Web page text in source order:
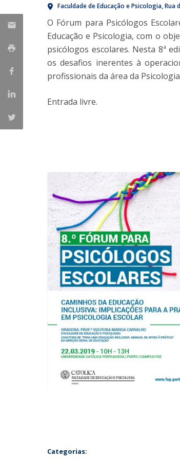
Research Centre for Human
| CEDH
Human Neurobehavioral
HNL
Iniciativas Nacionais
Faculdade de Educação e Psicologia Rua
O Fórum para Psicólogos
Educação e Psicologia, com o
psicólogos escolares. Nesta 8ª
os desafios inerentes à
profissionais da área da
Entrada livre.
Categorias: